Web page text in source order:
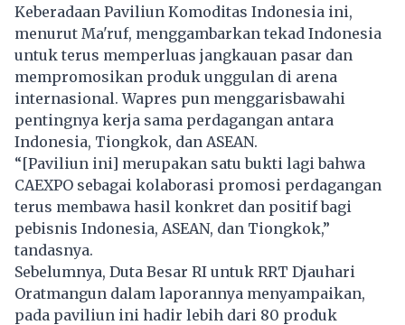
Keberadaan Paviliun Komoditas Indonesia ini,
menurut Ma'ruf, menggambarkan tekad Indonesia
untuk terus memperluas jangkauan pasar dan
mempromosikan produk unggulan di arena
internasional. Wapres pun menggarisbawahi
pentingnya kerja sama perdagangan antara
Indonesia, Tiongkok, dan ASEAN.
“[Paviliun ini] merupakan satu bukti lagi bahwa
CAEXPO sebagai kolaborasi promosi perdagangan
terus membawa hasil konkret dan positif bagi
pebisnis Indonesia, ASEAN, dan Tiongkok,”
tandasnya.
Sebelumnya, Duta Besar RI untuk RRT Djauhari
Oratmangun dalam laporannya menyampaikan,
pada paviliun ini hadir lebih dari 80 produk